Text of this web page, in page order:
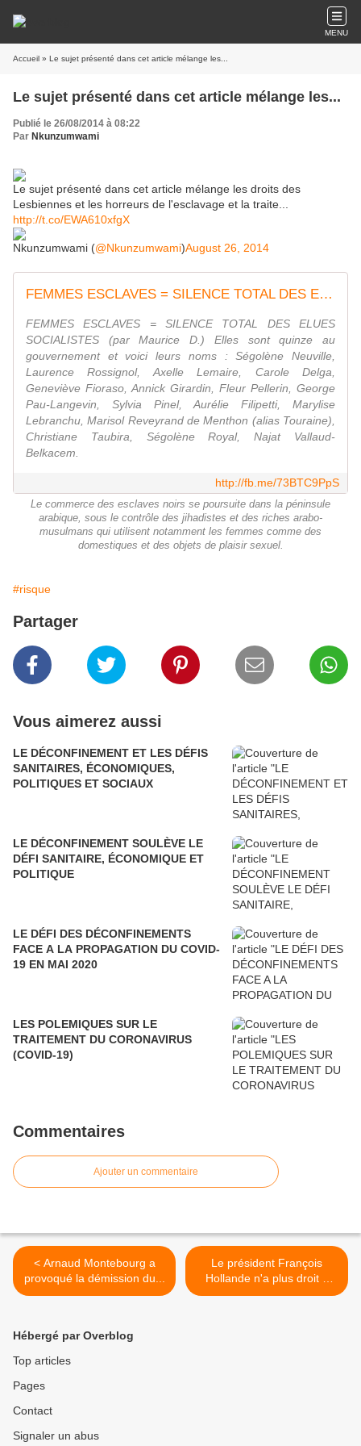
MENU
Accueil » Le sujet présenté dans cet article mélange les...
Le sujet présenté dans cet article mélange les...
Publié le 26/08/2014 à 08:22
Par Nkunzumwami
Le sujet présenté dans cet article mélange les droits des
Lesbiennes et les horreurs de l'esclavage et la traite...
http://t.co/EWA610xfgX
Nkunzumwami (@Nkunzumwami)August 26, 2014
FEMMES ESCLAVES = SILENCE TOTAL DES ELUES SOCIALISTES (par Maurice D.)
FEMMES ESCLAVES = SILENCE TOTAL DES ELUES
SOCIALISTES (par Maurice D.) Elles sont quinze au
gouvernement et voici leurs noms : Ségolène Neuville,
Laurence Rossignol, Axelle Lemaire, Carole Delga,
Geneviève Fioraso, Annick Girardin, Fleur Pellerin, George
Pau-Langevin, Sylvia Pinel, Aurélie Filipetti, Marylise
Lebranchu, Marisol Reveyrand de Menthon (alias Touraine),
Christiane Taubira, Ségolène Royal, Najat Vallaud-
Belkacem.
http://fb.me/73BTC9PpS
Le commerce des esclaves noirs se poursuite dans la péninsule
arabique, sous le contrôle des jihadistes et des riches arabo-
musulmans qui utilisent notamment les femmes comme des
domestiques et des objets de plaisir sexuel.
#risque
Partager
Vous aimerez aussi
LE DÉCONFINEMENT ET LES DÉFIS
SANITAIRES, ÉCONOMIQUES,
POLITIQUES ET SOCIAUX
LE DÉCONFINEMENT SOULÈVE LE
DÉFI SANITAIRE, ÉCONOMIQUE ET
POLITIQUE
LE DÉFI DES DÉCONFINEMENTS
FACE A LA PROPAGATION DU COVID-
19 EN MAI 2020
LES POLEMIQUES SUR LE
TRAITEMENT DU CORONAVIRUS
(COVID-19)
Commentaires
Ajouter un commentaire
< Arnaud Montebourg a
provoqué la démission du...
Le président François
Hollande n'a plus droit à
l'erreur >
Hébergé par Overblog
Top articles
Pages
Contact
Signaler un abus